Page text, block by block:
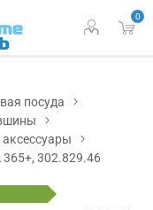
0
посуда
302.829.46